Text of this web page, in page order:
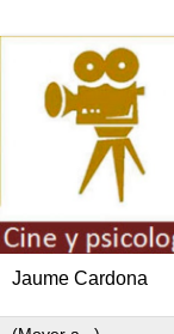
Jaume Cardona